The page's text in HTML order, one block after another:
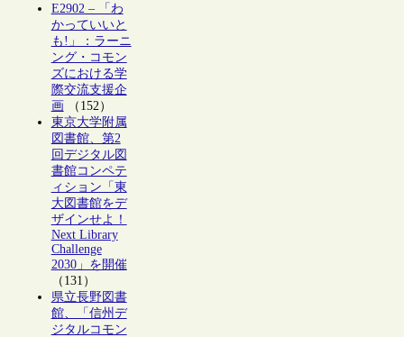
E2902 – 「わ
かっていいと
も!」：ラーニ
ング・コモン
ズにおける学
際交流支援企
画 （152）
東京大学附属
図書館、第2
回デジタル図
書館コンペテ
ィション「東
大図書館をデ
ザインせよ！
Next Library
Challenge
2030」を開催
（131）
県立長野図書
館、「信州デ
ジタルコモン